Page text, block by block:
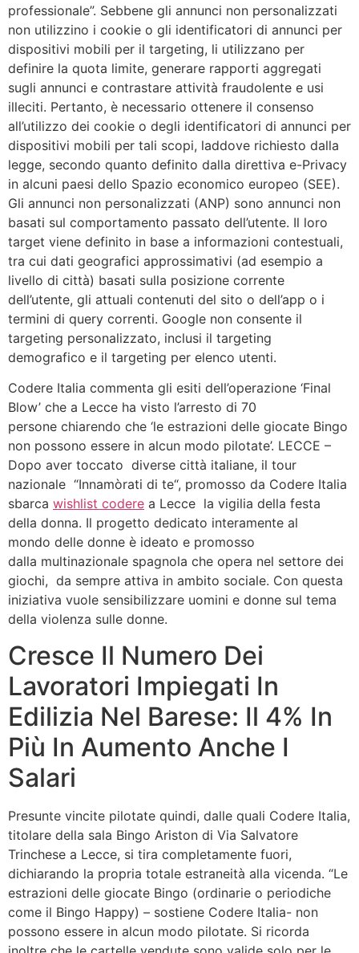
professionale”. Sebbene gli annunci non personalizzati
non utilizzino i cookie o gli identificatori di annunci per
dispositivi mobili per il targeting, li utilizzano per
definire la quota limite, generare rapporti aggregati
sugli annunci e contrastare attività fraudolente e usi
illeciti. Pertanto, è necessario ottenere il consenso
all’utilizzo dei cookie o degli identificatori di annunci per
dispositivi mobili per tali scopi, laddove richiesto dalla
legge, secondo quanto definito dalla direttiva e-Privacy
in alcuni paesi dello Spazio economico europeo (SEE).
Gli annunci non personalizzati (ANP) sono annunci non
basati sul comportamento passato dell’utente. Il loro
target viene definito in base a informazioni contestuali,
tra cui dati geografici approssimativi (ad esempio a
livello di città) basati sulla posizione corrente
dell’utente, gli attuali contenuti del sito o dell’app o i
termini di query correnti. Google non consente il
targeting personalizzato, inclusi il targeting
demografico e il targeting per elenco utenti.
Codere Italia commenta gli esiti dell’operazione ‘Final
Blow’ che a Lecce ha visto l’arresto di 70
persone chiarendo che ‘le estrazioni delle giocate Bingo
non possono essere in alcun modo pilotate’. LECCE –
Dopo aver toccato diverse città italiane, il tour
nazionale “Innamòrati di te“, promosso da Codere Italia
sbarca wishlist codere a Lecce la vigilia della festa
della donna. Il progetto dedicato interamente al
mondo delle donne è ideato e promosso
dalla multinazionale spagnola che opera nel settore dei
giochi, da sempre attiva in ambito sociale. Con questa
iniziativa vuole sensibilizzare uomini e donne sul tema
della violenza sulle donne.
Cresce Il Numero Dei
Lavoratori Impiegati In
Edilizia Nel Barese: Il 4% In
Più In Aumento Anche I
Salari
Presunte vincite pilotate quindi, dalle quali Codere Italia,
titolare della sala Bingo Ariston di Via Salvatore
Trinchese a Lecce, si tira completamente fuori,
dichiarando la propria totale estraneità alla vicenda. “Le
estrazioni delle giocate Bingo (ordinarie o periodiche
come il Bingo Happy) – sostiene Codere Italia- non
possono essere in alcun modo pilotate. Si ricorda